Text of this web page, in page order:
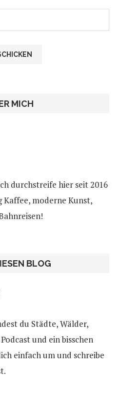
MICH
durchstreife hier seit 2016
Kaffee, moderne Kunst,
BLOG
du Städte, Wälder,
und ein bisschen
einfach um und schreibe